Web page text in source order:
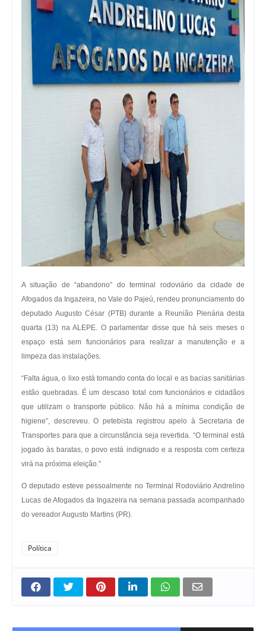
A situação de “abandono” do terminal rodoviário da cidade de
Afogados da Ingazeira, no Vale do Pajeú, rendeu pronunciamento do
deputado Augusto César (PTB) durante a Reunião Plenária desta
quarta (13) na ALEPE. O parlamentar disse que há seis meses o
espaço está sem funcionários para realizar a manutenção e a
limpeza das instalações.
“Falta água, o lixo está tomando conta do local e as bacias sanitárias
estão quebradas. É um descaso total com funcionários e cidadãos
que utilizam o transporte público. Não há a mínima condição de
higiene”, descreveu. O petebista registrou apelo à Secretaria de
Transportes para que a circunstância seja revertida. “O terminal está
jogado às baratas, o povo está indignado e a resposta com certeza
virá na próxima eleição.”
O deputado esteve pessoalmente no Terminal Rodoviário Andrelino
Lucas de Afogados da Ingazeira na semana passada acompanhado
do vereador Augusto Martins (PR).
Política